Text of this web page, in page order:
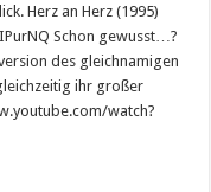
Herz an Herz (1995)
Schon gewusst…?
des gleichnamigen
ihr großer
watch?